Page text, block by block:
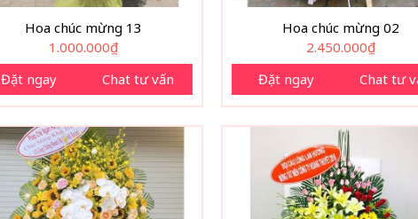
Hoa chúc mừng 13
1.000.000₫
Đặt ngay
Chat tư vấn
Hoa chúc mừng 02
2.450.000₫
Đặt ngay
Chat tư